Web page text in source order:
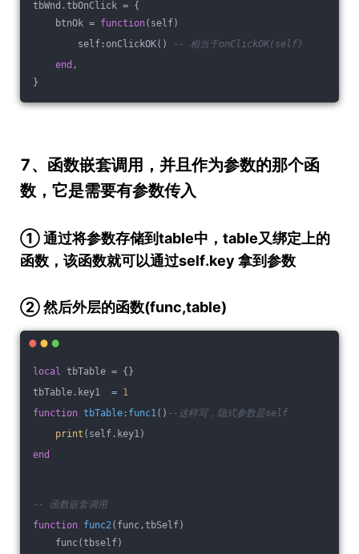
tbWnd.tbOnClick = {
btnOk = function(self)
self:onClickOK()
-- 相当于onClickOK(self)
end ,
}
7、函数嵌套调用，并且作为参数的那个函
数，它是需要有参数传入
① 通过将参数存储到table中，table又绑定上的
函数，该函数就可以通过self.key 拿到参数
② 然后外层的函数(func,table)
local tbTable = {}
tbTable.key1  = 1
function tbTable:func1() --这样写，隐式参数是self
print (self.key1)
end
-- 函数嵌套调用
function func2(func,tbSelf)
func(tbself)